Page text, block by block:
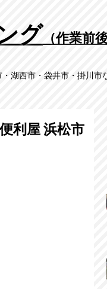
グ （作業前
湖西市・袋井市・掛川市
利屋 浜松市